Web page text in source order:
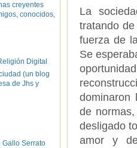
La
tratando
fuerza de
Se
dominaron
de
desligado
amor y
creyentes
conocidos,
Digital
(un blog
de Jhs y
Gallo Serrato